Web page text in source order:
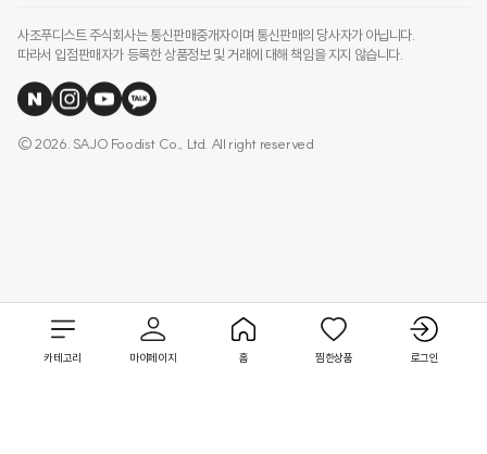
사조푸디스트 주식회사는 통신판매중개자이며 통신판매의 당사자가 아닙니다.
따라서 입점판매자가 등록한 상품정보 및 거래에 대해 책임을 지지 않습니다.
© 2026. SAJO Foodist Co., Ltd. All right reserved
카테고리 마이페이지 홈 찜한상품 로그인